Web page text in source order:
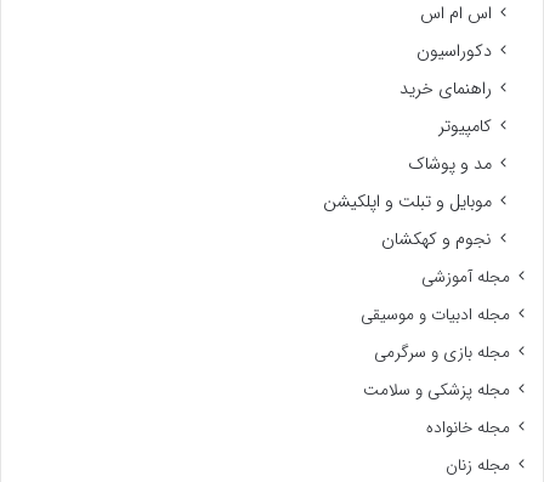
اس ام اس
دکوراسیون
راهنمای خرید
کامپیوتر
مد و پوشاک
موبایل و تبلت و اپلکیشن
نجوم و کهکشان
مجله آموزشی
مجله ادبیات و موسیقی
مجله بازی و سرگرمی
مجله پزشکی و سلامت
مجله خانواده
مجله زنان